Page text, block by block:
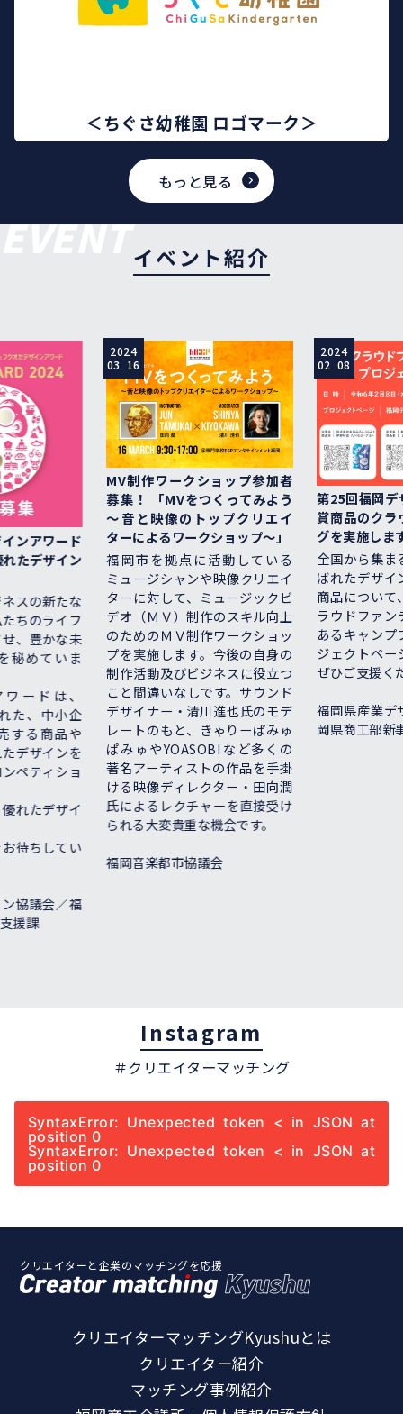
＜ちぐさ幼稚園 ロゴマーク＞
もっと見る
EVENTイベント紹介
アワード
デザイン
の新たな
のライフ
豊かな未
めていま
ドは、
、中小企
る商品や
ザインを
ティショ
たデザイ
ちしてい
議会／福
課
2024
03 16
MV制作ワークショップ参加者
募集！ 「MVをつくってみよう
～音と映像のトップクリエイ
ターによるワークショップ～」
福岡市を拠点に活動している
ミュージシャンや映像クリエイ
ターに対して、ミュージックビ
デオ（ＭＶ）制作のスキル向上
のためのＭＶ制作ワークショッ
プを実施します。今後の自身の
制作活動及びビジネスに役立つ
こと間違いなしです。サウンド
デザイナー・清川進也氏のモデ
レートのもと、きゃりーぱみゅ
ぱみゅやYOASOBIなど多くの
著名アーティストの作品を手掛
ける映像ディレクター・田向潤
氏によるレクチャーを直接受け
られる大変貴重な機会です。
福岡音楽都市協議会
2024
02 08
第25回福岡デザ
賞商品のクラウ
グを実施します！
全国から集まる
ばれたデザイン
商品について、
ラウドファンデ
あるキャンプフ
ジェクトページ
ぜひご支援くだ
福岡県産業デザ
岡県商工部新事
Instagram
＃クリエイターマッチング
SyntaxError: Unexpected token < in JSON at
position 0
SyntaxError: Unexpected token < in JSON at
position 0
クリエイターと企業のマッチングを応援
クリエイターマッチングKyushuとは
クリエイター紹介
マッチング事例紹介